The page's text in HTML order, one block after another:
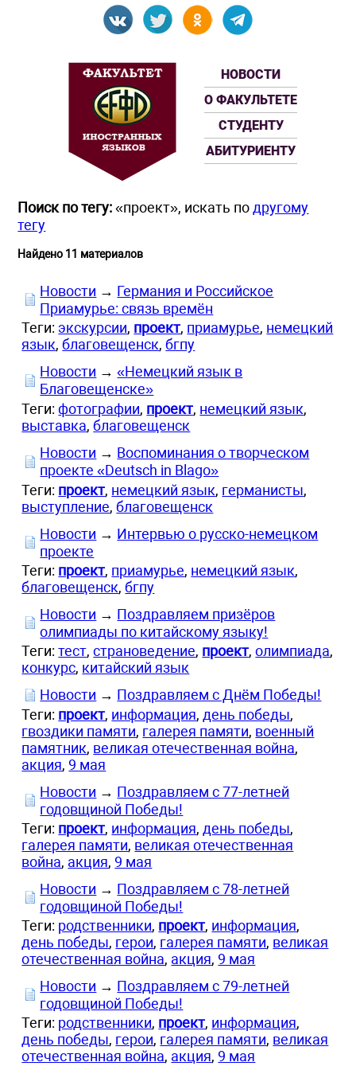
НОВОСТИ
О ФАКУЛЬТЕТЕ
СТУДЕНТУ
АБИТУРИЕНТУ
Поиск по тегу:«проект», искать по другому
тегу
Найдено 11 материалов
Новости → Германия и Российское
Приамурье: связь времён
Теги: экскурсии, проект, приамурье, немецкий
язык,благовещенск,бгпу
Новости →«Немецкий язык в
Благовещенске»
Теги:фотографии, проект, немецкий язык,
выставка,благовещенск
Новости → Воспоминания о творческом
проекте «Deutsch in Blago»
Теги: проект, немецкий язык, германисты,
выступление,благовещенск
Новости → Интервью о русско-немецком
проекте
Теги: проект, приамурье, немецкий язык,
благовещенск,бгпу
Новости → Поздравляем призёров
олимпиады по китайскому языку!
Теги:тест,страноведение, проект,олимпиада,
конкурс, китайский язык
Новости → Поздравляем с Днём Победы!
Теги: проект, информация, день победы,
гвоздики памяти, галерея памяти, военный
памятник, великая отечественная война,
акция, 9 мая
Новости → Поздравляем с 77-летней
годовщиной Победы!
Теги: проект, информация, день победы,
галерея памяти, великая отечественная
война, акция, 9 мая
Новости → Поздравляем с 78-летней
годовщиной Победы!
Теги: родственники, проект, информация,
день победы, герои, галерея памяти, великая
отечественная война, акция, 9 мая
Новости → Поздравляем с 79-летней
годовщиной Победы!
Теги: родственники, проект, информация,
день победы, герои, галерея памяти, великая
отечественная война, акция, 9 мая